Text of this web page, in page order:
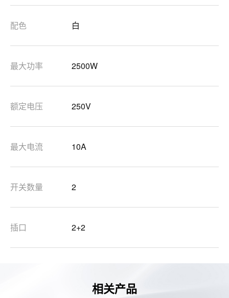
配色 白
最大功率 2500W
额定电压 250V
最大电流 10A
开关数量 2
插口 2+2
相关产品